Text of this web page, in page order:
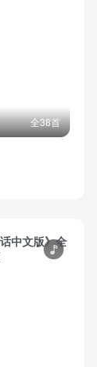
全38首